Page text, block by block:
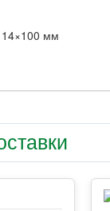
мм